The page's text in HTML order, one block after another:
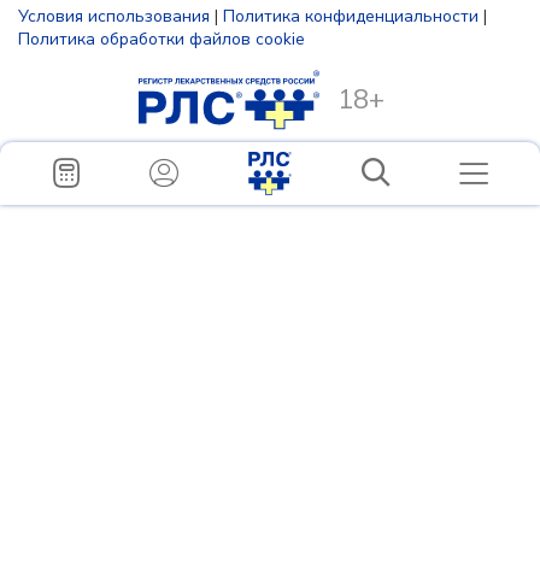
Условия использования | Политика конфиденциальности |
Политика обработки файлов cookie
18+